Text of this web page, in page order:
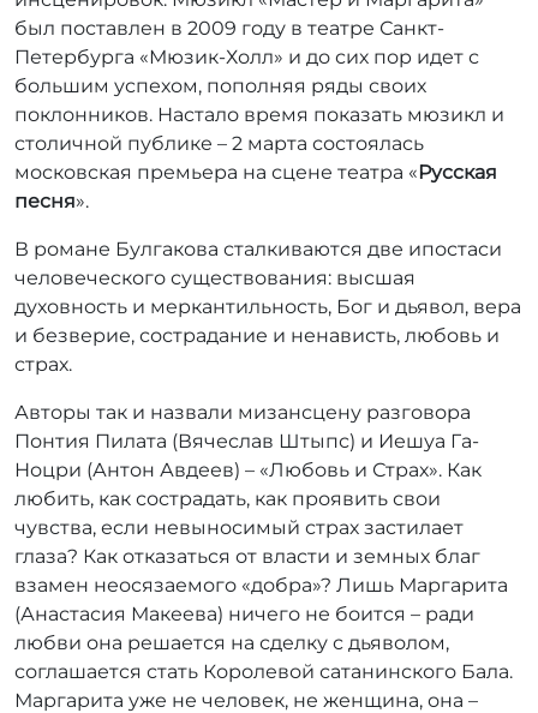
был поставлен в 2009 году в театре Санкт-
Петербурга «Мюзик-Холл» и до сих пор идет с
большим успехом, пополняя ряды своих
поклонников. Настало время показать мюзикл и
столичной публике – 2 марта состоялась
московская премьера на сцене театра «Русская
песня».
В романе Булгакова сталкиваются две ипостаси
человеческого существования: высшая
духовность и меркантильность, Бог и дьявол, вера
и безверие, сострадание и ненависть, любовь и
страх.
Авторы так и назвали мизансцену разговора
Понтия Пилата (Вячеслав Штыпс) и Иешуа Га-
Ноцри (Антон Авдеев) – «Любовь и Страх». Как
любить, как сострадать, как проявить свои
чувства, если невыносимый страх застилает
глаза? Как отказаться от власти и земных благ
взамен неосязаемого «добра»? Лишь Маргарита
(Анастасия Макеева) ничего не боится – ради
любви она решается на сделку с дьяволом,
соглашается стать Королевой сатанинского Бала.
Маргарита уже не человек, не женщина, она –